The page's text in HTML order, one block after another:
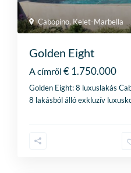
Cabopino,Kelet-Marbella
Golden Eight
A címről € 1.750.000
Golden Eight: 8 luxuslakás
8 lakásból álló exkluzív